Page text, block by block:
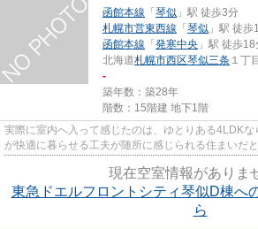
函館本線 「 琴似 」駅 徒歩3分
札幌市営東西線 「 琴似 」駅 徒歩
函館本線 「 発寒中央 」駅 徒歩18
北海道札幌市西区琴似三条 １丁目
-
築年数：築28年
階数：15階建 地下1階
実際に室内へ入って感じたのは、ゆとりある4LDK
が快適に暮らせる工夫が随所に感じられる住まいだというこ
現在空室情報がありま
東急ドエルフロントシティ琴似D棟へ
ら